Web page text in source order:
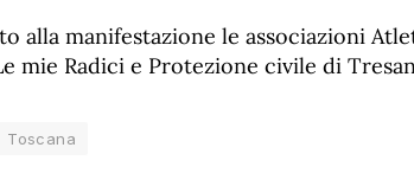
alla manifestazione le associazioni
mie Radici e Protezione civile di
Toscana